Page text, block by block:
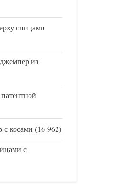
спицами
из
косами (16 962)
с